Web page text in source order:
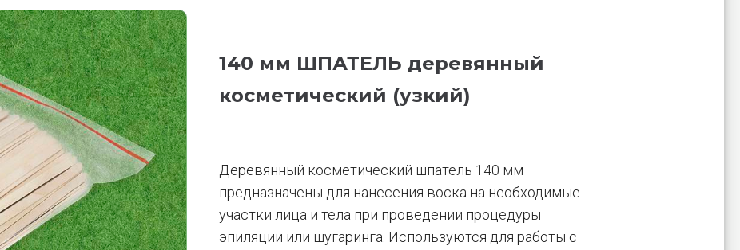
140 мм ШПАТЕЛЬ деревянный
косметический (узкий)
Деревянный косметический шпатель 140 мм
предназначены для нанесения воска на необходимые
участки лица и тела при проведении процедуры
эпиляции или шугаринга. Используются для работы с